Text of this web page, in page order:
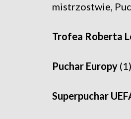
mistrzostwie,
Trofea Roberta
Puchar Europy
Superpuchar